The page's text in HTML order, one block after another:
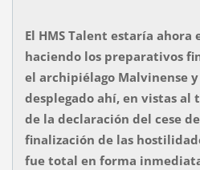
El HMS Talent estaría ahora
haciendo los preparativos
el archipiélago Malvinense
desplegado ahí, en vistas al
de la declaración del cese
finalización de las
fue total en forma